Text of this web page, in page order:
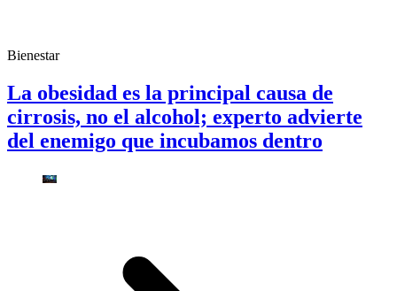
Bienestar
La obesidad es la principal causa de
cirrosis, no el alcohol; experto advierte
del enemigo que incubamos dentro